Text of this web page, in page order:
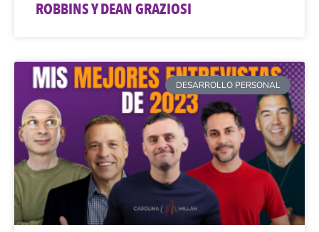
ROBBINS Y DEAN GRAZIOSI
DESARROLLO PERSONAL